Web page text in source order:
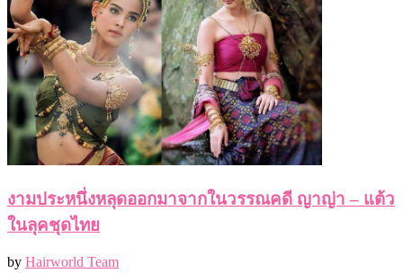
งามประหนึ่งหลุดออกมาจากในวรรณคดี ญาญ่า – แต้ว
ในลุคชุดไทย
by Hairworld Team